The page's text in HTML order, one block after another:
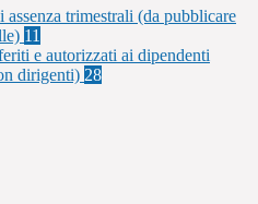
assenza trimestrali (da pubblicare
11
e autorizzati ai dipendenti
dirigenti) 28